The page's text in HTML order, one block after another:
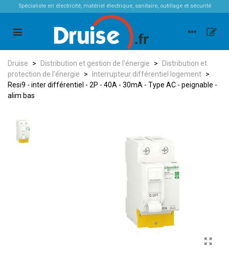
Spécialiste en électricité, matériel électrique, sanitaire, outillage et sécurité
Druise > Distribution et gestion de l'énergie >
Distribution et
protection de l'énergie
> Interrupteur différentiel logement >
Resi9 - inter différentiel - 2P - 40A - 30mA - Type AC - peignable -
alim bas